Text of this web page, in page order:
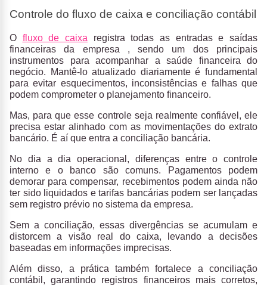
Controle do fluxo de caixa e conciliação contábil
O fluxo de caixa registra todas as entradas e saídas
financeiras da empresa , sendo um dos principais
instrumentos para acompanhar a saúde financeira do
negócio. Mantê-lo atualizado diariamente é fundamental
para evitar esquecimentos, inconsistências e falhas que
podem comprometer o planejamento financeiro.
Mas, para que esse controle seja realmente confiável, ele
precisa estar alinhado com as movimentações do extrato
bancário. É aí que entra a conciliação bancária.
No dia a dia operacional, diferenças entre o controle
interno e o banco são comuns.
Pagamentos podem
demorar para compensar, recebimentos podem ainda não
ter sido liquidados e tarifas bancárias podem ser lançadas
sem registro prévio no sistema da empresa.
Sem a conciliação, essas divergências se acumulam e
distorcem a visão real do caixa, levando a decisões
baseadas em informações imprecisas.
Além disso, a prática também fortalece a conciliação
contábil , garantindo registros financeiros mais corretos,